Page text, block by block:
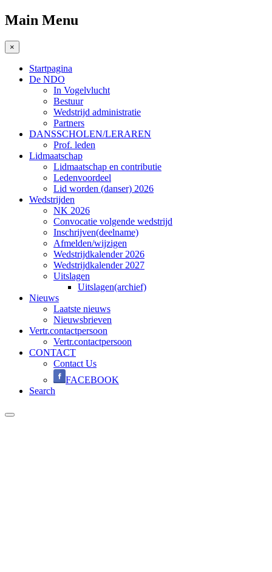
Main Menu
×
Startpagina
De NDO
In Vogelvlucht
Bestuur
Wedstrijd administratie
Partners
DANSSCHOLEN/LERAREN
Prof. leden
Lidmaatschap
Lidmaatschap en contributie
Ledenvoordeel
Lid worden (danser) 2026
Wedstrijden
NK 2026
Convocatie volgende wedstrijd
Inschrijven(deelname)
Afmelden/wijzigen
Wedstrijdkalender 2026
Wedstrijdkalender 2027
Uitslagen
Uitslagen(archief)
Nieuws
Laatste nieuws
Nieuwsbrieven
Vertr.contactpersoon
Vertr.contactpersoon
CONTACT
Contact Us
FACEBOOK
Search